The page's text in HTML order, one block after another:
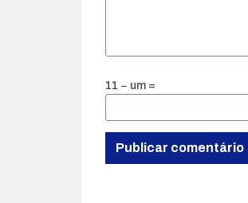
11 − um =